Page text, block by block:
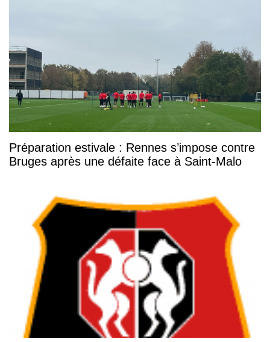
Préparation estivale : Rennes s’impose contre
Bruges après une défaite face à Saint-Malo